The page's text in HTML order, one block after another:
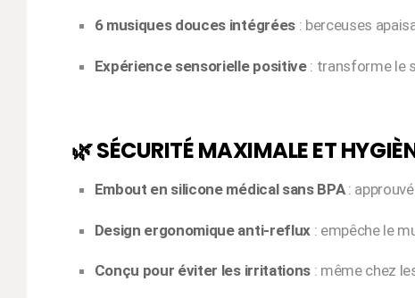
6 musiques douces intégrées: berceuses
Expérience sensorielle positive: transforme le
🌿 SÉCURITÉ MAXIMALE ET
Embout en silicone médical sans BPA:
Design ergonomique anti-reflux : empêche le
Conçu pour éviter les irritations: même chez